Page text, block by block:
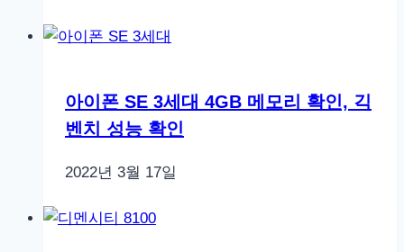
아이폰 SE 3세대 4GB 메모리 확인, 긱
벤치 성능 확인
2022년 3월 17일